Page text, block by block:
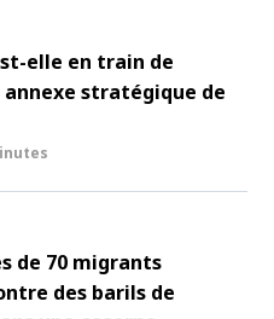
elle en train de
annexe stratégique de
de 70 migrants
des barils de